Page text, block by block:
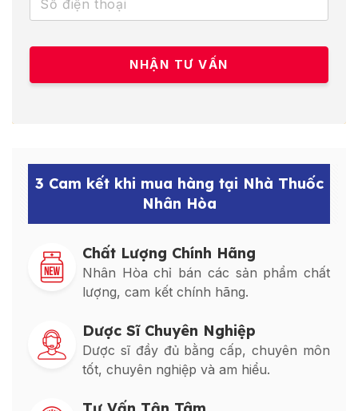
3 Cam kết khi mua hàng tại Nhà Thuốc
Nhân Hòa
Chất Lượng Chính Hãng
Nhân Hòa chỉ bán các sản phẩm chất
lượng, cam kết chính hãng.
Dược Sĩ Chuyên Nghiệp
Dược sĩ đầy đủ bằng cấp, chuyên môn
tốt, chuyên nghiệp và am hiểu.